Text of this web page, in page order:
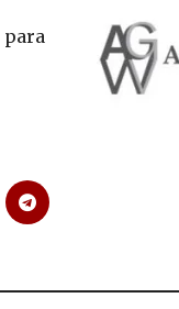
para